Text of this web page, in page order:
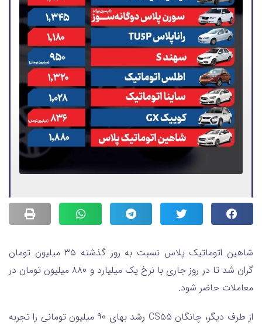
شاهین اتوماتیک پلاس نسبت به روز گذشته ۳۵ میلیون تومان
گران شد تا در روز جاری با نرخ یک میلیارد و ۸۸۰ میلیون تومان در
معاملات حاضر شود.
از طرف دیگر، چانگان CS55 رشد بهای ۹۰ میلیون تومانی را تجربه